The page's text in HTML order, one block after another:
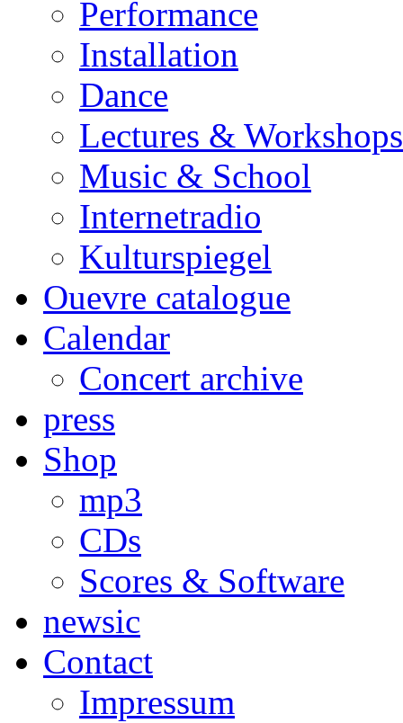
Performance
Installation
Dance
Lectures & Workshops
Music & School
Internetradio
Kulturspiegel
Ouevre catalogue
Calendar
Concert archive
press
Shop
mp3
CDs
Scores & Software
newsic
Contact
Impressum